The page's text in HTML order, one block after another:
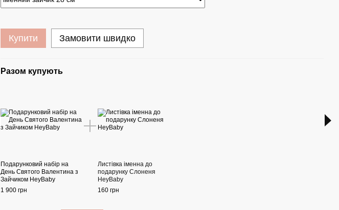
Купити Замовити швидко
Разом купують
Подарунковий набір на
День Святого Валентина з
Зайчиком HeyBaby
1 900 грн
Листівка іменна до
подарунку Слоненя
HeyBaby
160 грн